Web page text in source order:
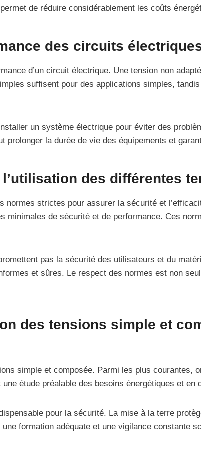
de réduire considérablement les coûts
des circuits
d’un circuit électrique. Une tension non
suffisent pour des applications simples,
un système électrique pour éviter des
la durée de vie des équipements et
des différentes
normes strictes pour assurer la sécurité et
minimales de sécurité et de performance. Ces
pas la sécurité des utilisateurs et du
et sûres. Le respect des normes est non
des tensions simple et
simple et composée. Parmi les plus courantes,
étude préalable des besoins énergétiques et
pour la sécurité. La mise à la terre
formation adéquate et une vigilance constante